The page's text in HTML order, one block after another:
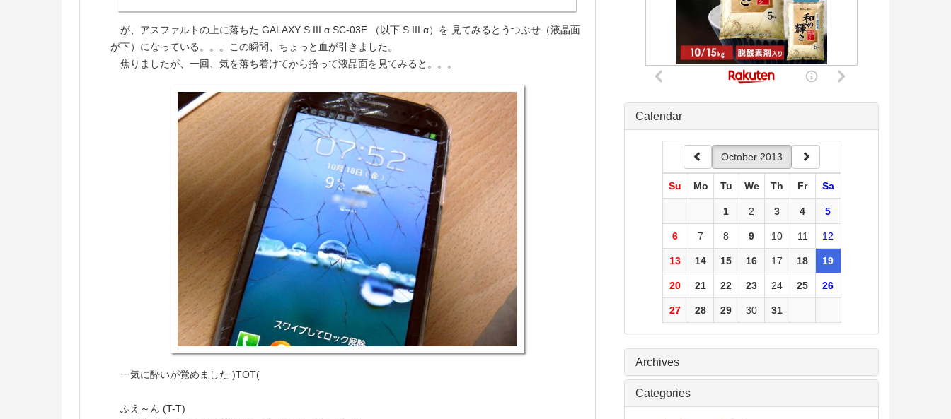
が、アスファルトの上に落ちた GALAXY S III α SC-03E （以下 S III α）を 見てみるとうつぶせ（液晶面
が下）になっている。。。この瞬間、ちょっと血が引きました。
焦りましたが、一回、気を落ち着けてから拾って液晶面を見てみると。。。
一気に酔いが覚めました )TOT(
ふえ～ん (T-T)
Calendar
October 2013
Su Mo Tu We Th Fr Sa
1 2 3 4 5
6 7 8 9 10 11 12
13 14 15 16 17 18 19
20 21 22 23 24 25 26
27 28 29 30 31
Archives
Categories